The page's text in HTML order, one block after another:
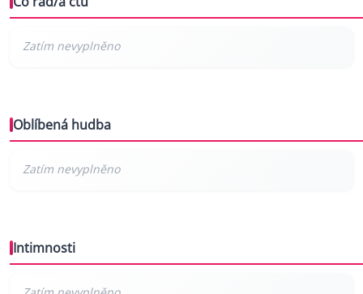
Oblíbená hudba
Intimnosti